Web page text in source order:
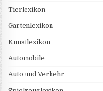
Tierlexikon
Gartenlexikon
Kunstlexikon
Automobile
Auto und Verkehr